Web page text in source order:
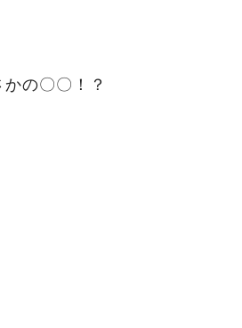
の〇〇！？